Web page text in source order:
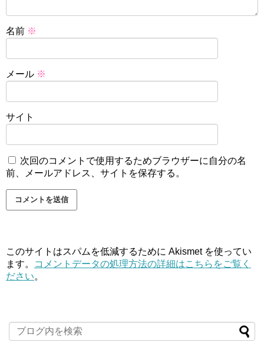
名前 ※
メール ※
サイト
次回のコメントで使用するためブラウザーに自分の名
前、メールアドレス、サイトを保存する。
このサイトはスパムを低減するために Akismet を使ってい
ます。
コメントデータの処理方法の詳細はこちらをご覧く
ださい。